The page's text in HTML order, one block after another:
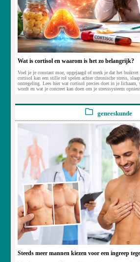
Wat is cortisol en waarom is het zo belangrijk?
Voel je je constant moe, opgejaagd of merk je dat het
cortisol kan een stille rol spelen achter chronische stress,
ontregeling. Lees hier wat cortisol precies doet in je lichaam,
wordt en wat je concreet kan doen om je stresssysteem
geneeskunde
Steeds meer mannen kiezen voor een ingreep